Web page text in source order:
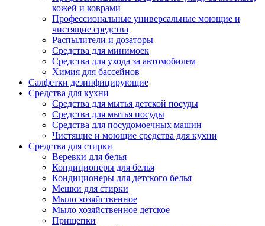
кожей и коврами
Профессиональные универсальные моющие и
чистящие средства
Распылители и дозаторы
Средства для минимоек
Средства для ухода за автомобилем
Химия для бассейнов
Салфетки дезинфицирующие
Средства для кухни
Средства для мытья детской посуды
Средства для мытья посуды
Средства для посудомоечных машин
Чистящие и моющие средства для кухни
Средства для стирки
Веревки для белья
Кондиционеры для белья
Кондиционеры для детского белья
Мешки для стирки
Мыло хозяйственное
Мыло хозяйственное детское
Прищепки